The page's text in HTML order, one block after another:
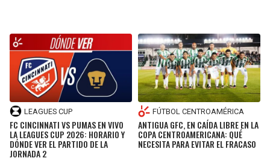
LEAGUES CUP
FC CINCINNATI VS PUMAS EN VIVO
LA LEAGUES CUP 2026: HORARIO Y
DÓNDE VER EL PARTIDO DE LA
JORNADA 2
FÚTBOL CENTROAMÉRICA
ANTIGUA GFC, EN CAÍDA LIBRE EN LA
COPA CENTROAMERICANA: QUÉ
NECESITA PARA EVITAR EL FRACASO